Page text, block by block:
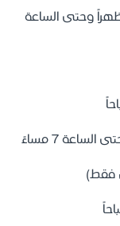
يومي الجمعة والسبت من الساعة 2 ظهراً وحتى الساعة
فقط)